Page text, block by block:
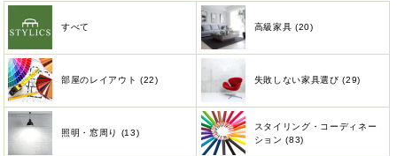
すべて 高級家具 (20)
部屋のレイアウト (22) 失敗しない家具選び (29)
照明・窓周り (13)
スタイリング・コーディネー
ション (83)